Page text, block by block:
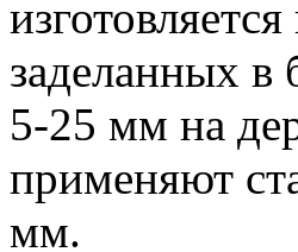
заделанных в
5-25 мм на
применяют
мм.